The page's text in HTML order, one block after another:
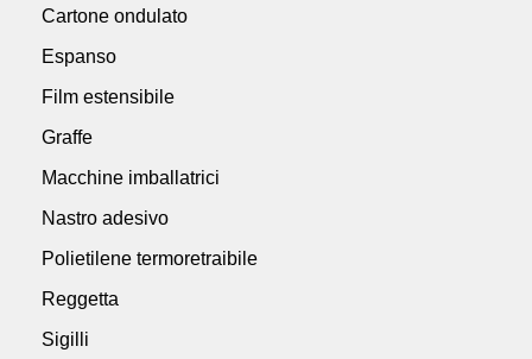
Cartone ondulato
Espanso
Film estensibile
Graffe
Macchine imballatrici
Nastro adesivo
Polietilene termoretraibile
Reggetta
Sigilli